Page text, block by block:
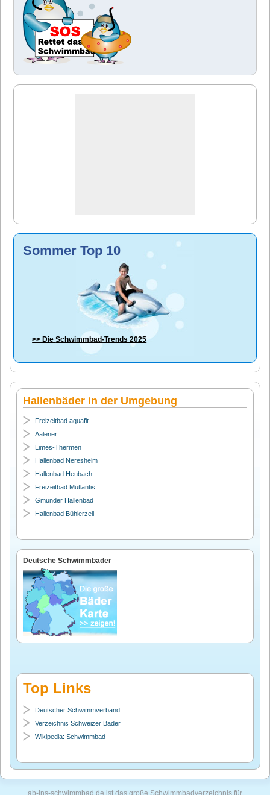
Sommer Top 10
>> DieSchwimmbad-Trends 2025
Hallenbäder in der Umgebung
Freizeitbad aquafit
Aalener
Limes-Thermen
Hallenbad Neresheim
Hallenbad Heubach
Freizeitbad Mutlantis
Gmünder Hallenbad
Hallenbad Bühlerzell
Deutsche Schwimmbäder
Top Links
Deutscher Schwimmverband
Verzeichnis Schweizer Bäder
Wikipedia: Schwimmbad
ab-ins-schwimmbad.de ist das groβe Schwimmbadverzeichnis für